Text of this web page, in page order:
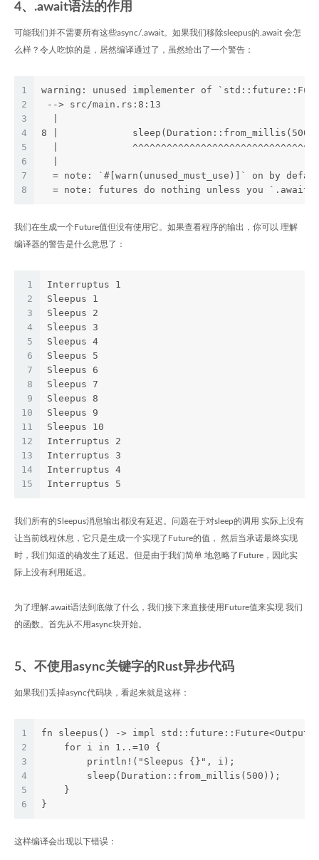
4、.await语法的作用
可能我们并不需要所有这些async/.await。如果我们移除sleepus的.await 会怎
么样？令人吃惊的是，居然编译通过了，虽然给出了一个警告：
1
2
3
4
5
6
7
8
warning: unused implementer of
--> src/main.rs:8:13
8 |
|
= note: `#[warn(unused_must_use)]` on by
= note: futures do nothing unless you `.await`
我们在生成一个Future值但没有使用它。如果查看程序的输出，你可以 理解
编译器的警告是什么意思了：
1
2
3
4
5
6
7
8
9
10
11
12
13
14
15
Interruptus 1
Sleepus 1
Sleepus 2
Sleepus 3
Sleepus 4
Sleepus 5
Sleepus 6
Sleepus 7
Sleepus 8
Sleepus 9
Sleepus 10
Interruptus 2
Interruptus 3
Interruptus 4
Interruptus 5
我们所有的Sleepus消息输出都没有延迟。问题在于对sleep的调用 实际上没有
让当前线程休息，它只是生成一个实现了Future的值， 然后当承诺最终实现
时，我们知道的确发生了延迟。但是由于我们简单 地忽略了Future，因此实
际上没有利用延迟。
为了理解.await语法到底做了什么，我们接下来直接使用Future值来实现 我们
的函数。首先从不用async块开始。
5、不使用async关键字的Rust异步代码
如果我们丢掉async代码块，看起来就是这样：
1
2
3
4
5
6
fn sleepus() -> impl
    for i in 1..=10 {
        println!("Sleepus {}", i);
        sleep(Duration::from_millis(500));
    }
}
这样编译会出现以下错误：